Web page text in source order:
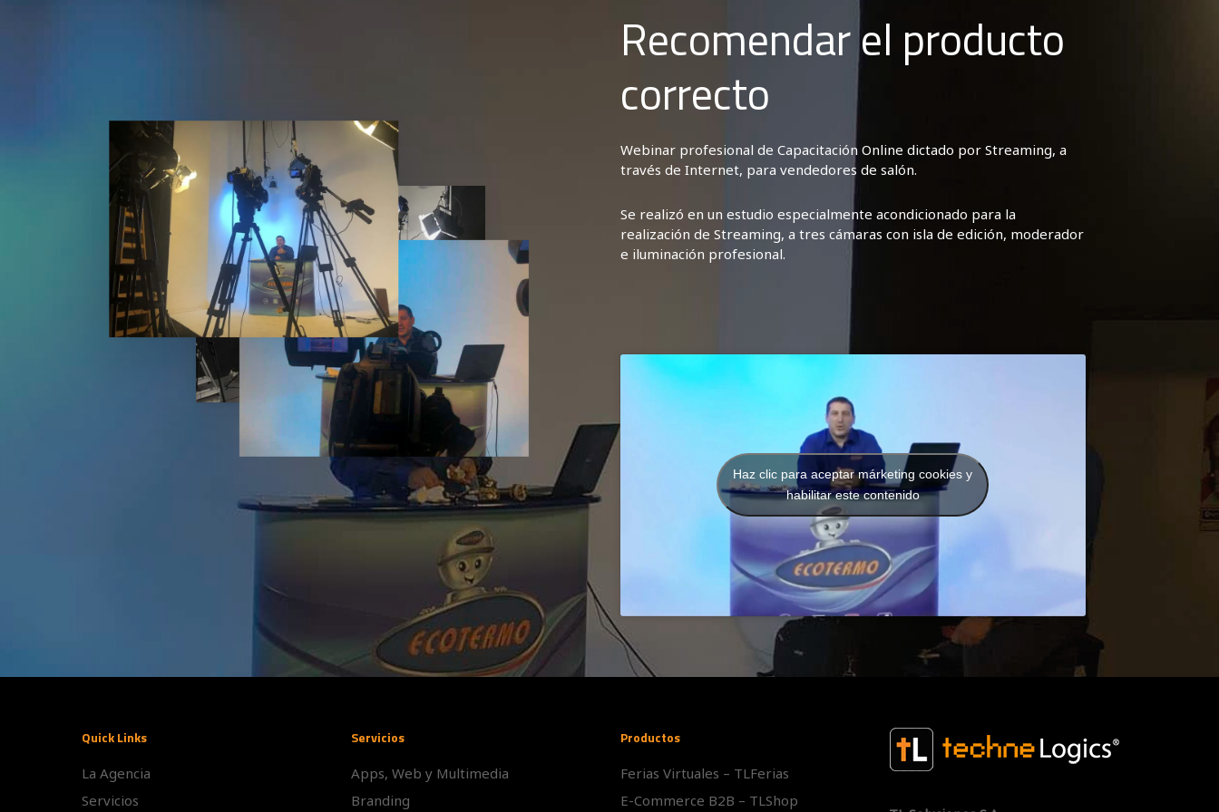
Recomendar el producto
correcto
Webinar profesional de Capacitación Online dictado por Streaming, a
través de Internet, para vendedores de salón.
Se realizó en un estudio especialmente acondicionado para la
realización de Streaming, a tres cámaras con isla de edición, moderador
e iluminación profesional.
Haz clic para aceptar márketing cookies y
habilitar este contenido
Quick Links
La Agencia
Servicios
Servicios
Apps, Web y Multimedia
Branding
Productos
Ferias Virtuales – TLFerias
E-Commerce B2B – TLShop